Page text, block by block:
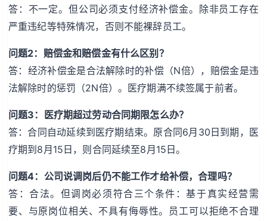
答：不一定。但公司必须支付经济补偿金。除非员工存在
严重违纪等特殊情况，否则不能裸辞员工。
问题2：赔偿金和赔偿金有什么区别？
答：经济补偿金是合法解除时的补偿（N倍），赔偿金是违
法解除时的惩罚（2N倍）。医疗期满不续签属于前者。
问题3：医疗期超过劳动合同期限怎么办？
答：合同自动延续到医疗期结束。原合同6月30日到期，医
疗期到8月15日，则合同延续至8月15日。
问题4：公司说调岗后仍不能工作才给补偿，合理吗？
答：合法。但调岗必须符合三个条件：基于真实经营需
要、与原岗位相关、不具有侮辱性。员工可以拒绝不合理